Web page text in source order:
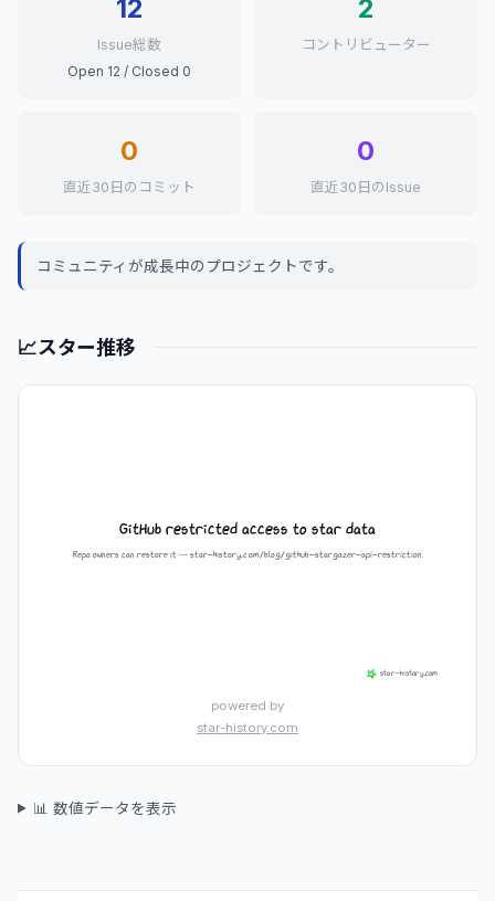
12
Issue総数
Open 12 / Closed 0
2
コントリビューター
0
直近30日のコミット
0
直近30日のIssue
コミュニティが成長中のプロジェクトです。
📈スター推移
powered by
star-history.com
📊 数値データを表示